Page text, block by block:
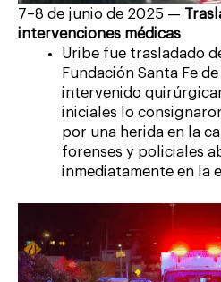
7–8 de junio de 2025 —
intervenciones médicas
Uribe fue trasladado
Fundación Santa Fe
intervenido
iniciales lo
por una herida en la
forenses y policiales
inmediatamente en la